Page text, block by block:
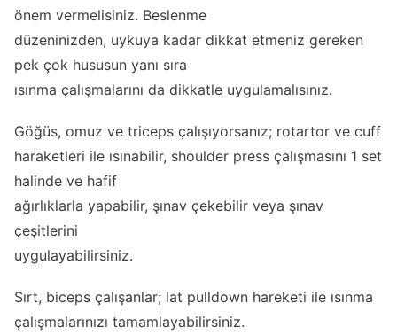
önem vermelisiniz. Beslenme
düzeninizden, uykuya kadar dikkat etmeniz gereken
pek çok hususun yanı sıra
ısınma çalışmalarını da dikkatle uygulamalısınız.
Göğüs, omuz ve triceps çalışıyorsanız; rotartor ve cuff
haraketleri ile ısınabilir, shoulder press çalışmasını 1 set
halinde ve hafif
ağırlıklarla yapabilir, şınav çekebilir veya şınav
çeşitlerini
uygulayabilirsiniz.
Sırt, biceps çalışanlar; lat pulldown hareketi ile ısınma
çalışmalarınızı tamamlayabilirsiniz.